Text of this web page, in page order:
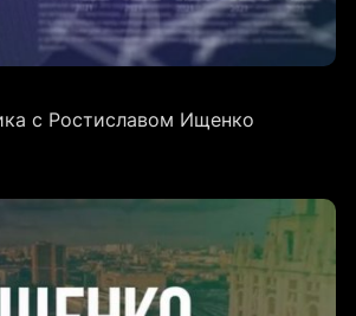
с Ростиславом Ищенко